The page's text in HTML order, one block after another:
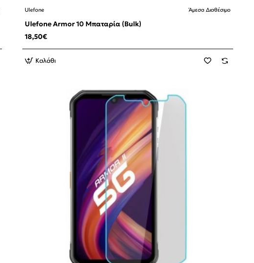
Ulefone Άμεσα Διαθέσιμο
Ulefone Armor 10 Μπαταρία (Bulk)
18,50€
Καλάθι